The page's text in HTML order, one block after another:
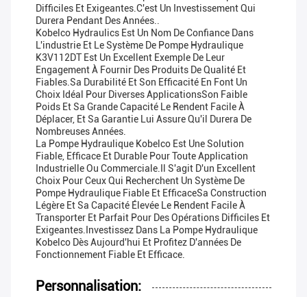
Difficiles Et Exigeantes.C'est Un Investissement Qui
Durera Pendant Des Années..
Kobelco Hydraulics Est Un Nom De Confiance Dans
L'industrie Et Le Système De Pompe Hydraulique
K3V112DT Est Un Excellent Exemple De Leur
Engagement À Fournir Des Produits De Qualité Et
Fiables.Sa Durabilité Et Son Efficacité En Font Un
Choix Idéal Pour Diverses ApplicationsSon Faible
Poids Et Sa Grande Capacité Le Rendent Facile À
Déplacer, Et Sa Garantie Lui Assure Qu'il Durera De
Nombreuses Années.
La Pompe Hydraulique Kobelco Est Une Solution
Fiable, Efficace Et Durable Pour Toute Application
Industrielle Ou Commerciale.Il S'agit D'un Excellent
Choix Pour Ceux Qui Recherchent Un Système De
Pompe Hydraulique Fiable Et EfficaceSa Construction
Légère Et Sa Capacité Élevée Le Rendent Facile À
Transporter Et Parfait Pour Des Opérations Difficiles Et
Exigeantes.Investissez Dans La Pompe Hydraulique
Kobelco Dès Aujourd'hui Et Profitez D'années De
Fonctionnement Fiable Et Efficace.
Personnalisation: